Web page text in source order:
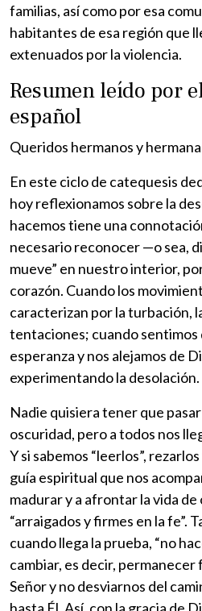
familias, así como por esa
habitantes de esa región que
extenuados por la violencia.
Resumen leído por
español
Queridos hermanos y
En este ciclo de catequesis
hoy reflexionamos sobre la
hacemos tiene una
necesario reconocer —o sea,
mueve” en nuestro interior,
corazón. Cuando los
caracterizan por la turbación,
tentaciones; cuando sentimos
esperanza y nos alejamos de
experimentando la desolación.
Nadie quisiera tener que
oscuridad, pero a todos nos
Y si sabemos “leerlos”,
guía espiritual que nos
madurar y a afrontar la vida de
“arraigados y firmes en la fe”.
cuando llega la prueba, “no
cambiar, es decir,
Señor y no desviarnos del
hasta Él. Así, con la gracia de